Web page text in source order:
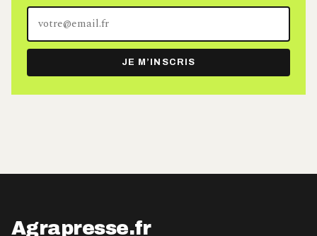
Votre
adresse
e-
mail
JE M’INSCRIS
Agrapresse.fr